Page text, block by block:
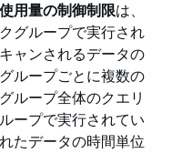
用量の制御制限は、
グループで実行され
ャンされるデータの
ループごとに複数の
ループ全体のクエリ
ープで実行されてい
たデータの時間単位